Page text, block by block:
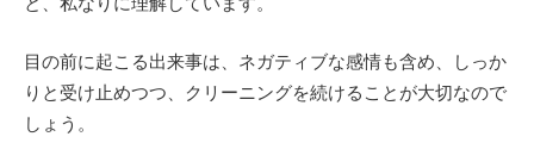
目の前に起こる出来事は、ネガティブな感情も含め、しっか
りと受け止めつつ、クリーニングを続けることが大切なので
しょう。